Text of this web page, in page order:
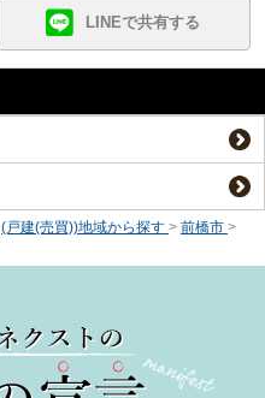
LINEで共有する
(戸建(売買))地域から探す > 前橋市 >